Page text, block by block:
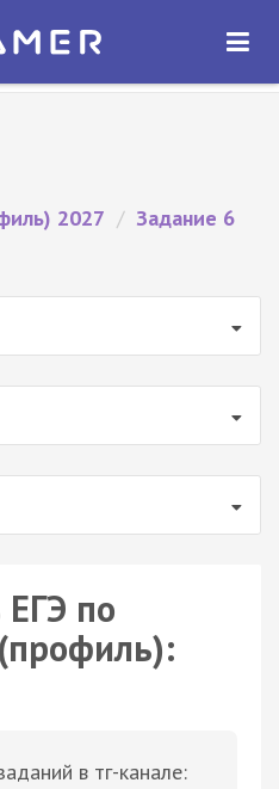
ОТКРЫТЬ
2027 / Задание 6
по
в тг-канале: